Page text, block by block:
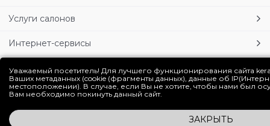
Услуги салонов
Интернет-сервисы
Личный кабинет
Блог
Уважаемый посетитель! Для лучшего функционирования сайта
Ваших метаданных (cookie (фрагменты данных), данные об
местоположении). В случае, если Вы не хотите, чтобы нами был
Вам необходимо покинуть данный сайт.
ЗАКРЫТЬ